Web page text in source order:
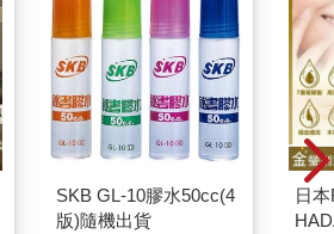
SKB GL-10膠水50cc(4
版)隨機出貨
日